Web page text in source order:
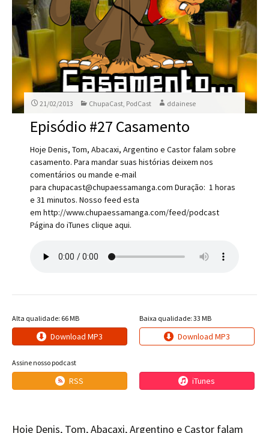
21/02/2013 ChupaCast, PodCast ddainese
Episódio #27 Casamento
Hoje Denis, Tom, Abacaxi, Argentino e Castor falam sobre
casamento. Para mandar suas histórias deixem nos
comentários ou mande e-mail
para chupacast@chupaessamanga.com Duração: 1 horas
e 31 minutos. Nosso feed esta
em http://www.chupaessamanga.com/feed/podcast
Página do iTunes clique aqui.
Alta qualidade: 66 MB
Download MP3
Baixa qualidade: 33 MB
Download MP3
Assine nosso podcast
RSS iTunes
Hoje Denis, Tom, Abacaxi, Argentino e Castor falam